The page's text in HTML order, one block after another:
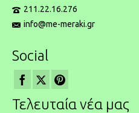
211.22.16.276
info@me-meraki.gr
Social
Τελευταία νέα μας